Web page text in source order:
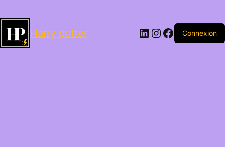
Harry potter LinkedIn
Instagram
Facebook
Connexion